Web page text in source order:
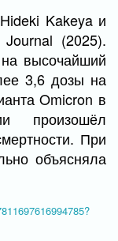
Kakeya и
(2025).
высочайший
3,6 дозы на
Omicron в
произошёл
При
объясняла